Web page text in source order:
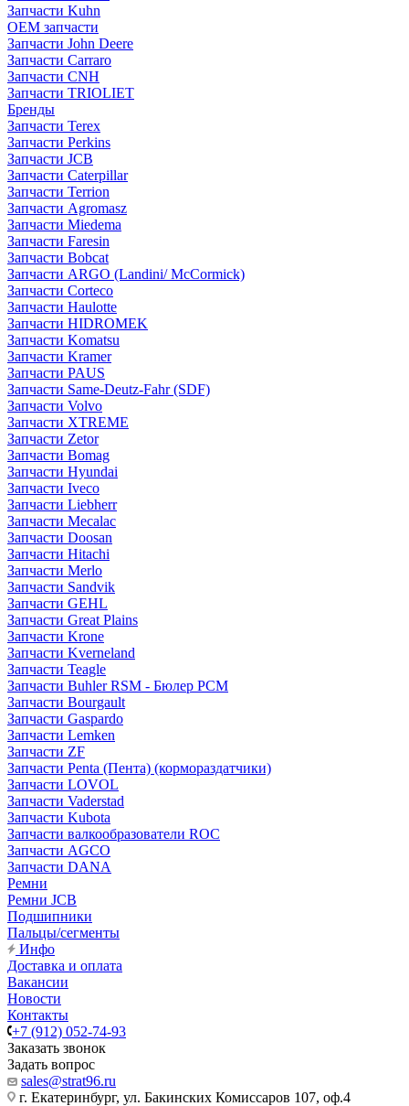
Запчасти Kuhn
OEM запчасти
Запчасти John Deere
Запчасти Carraro
Запчасти CNH
Запчасти TRIOLIET
Бренды
Запчасти Terex
Запчасти Perkins
Запчасти JCB
Запчасти Caterpillar
Запчасти Terrion
Запчасти Agromasz
Запчасти Miedema
Запчасти Faresin
Запчасти Bobcat
Запчасти ARGO (Landini/ McCormick)
Запчасти Corteco
Запчасти Haulotte
Запчасти HIDROMEK
Запчасти Komatsu
Запчасти Kramer
Запчасти PAUS
Запчасти Same-Deutz-Fahr (SDF)
Запчасти Volvo
Запчасти XTREME
Запчасти Zetor
Запчасти Bomag
Запчасти Hyundai
Запчасти Iveco
Запчасти Liebherr
Запчасти Mecalac
Запчасти Doosan
Запчасти Hitachi
Запчасти Merlo
Запчасти Sandvik
Запчасти GEHL
Запчасти Great Plains
Запчасти Krone
Запчасти Kverneland
Запчасти Teagle
Запчасти Buhler RSM - Бюлер РСМ
Запчасти Bourgault
Запчасти Gaspardo
Запчасти Lemken
Запчасти ZF
Запчасти Penta (Пента) (кормораздатчики)
Запчасти LOVOL
Запчасти Vaderstad
Запчасти Kubota
Запчасти валкообразователи ROC
Запчасти AGCO
Запчасти DANA
Ремни
Ремни JCB
Подшипники
Пальцы/сегменты
Инфо
Доставка и оплата
Вакансии
Новости
Контакты
+7 (912) 052-74-93
Заказать звонок
Задать вопрос
sales@strat96.ru
г. Екатеринбург, ул. Бакинских Комиссаров 107, оф.4